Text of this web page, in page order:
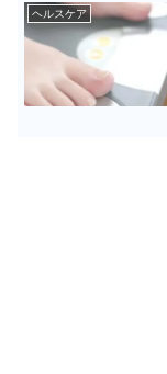
ヘルスケア